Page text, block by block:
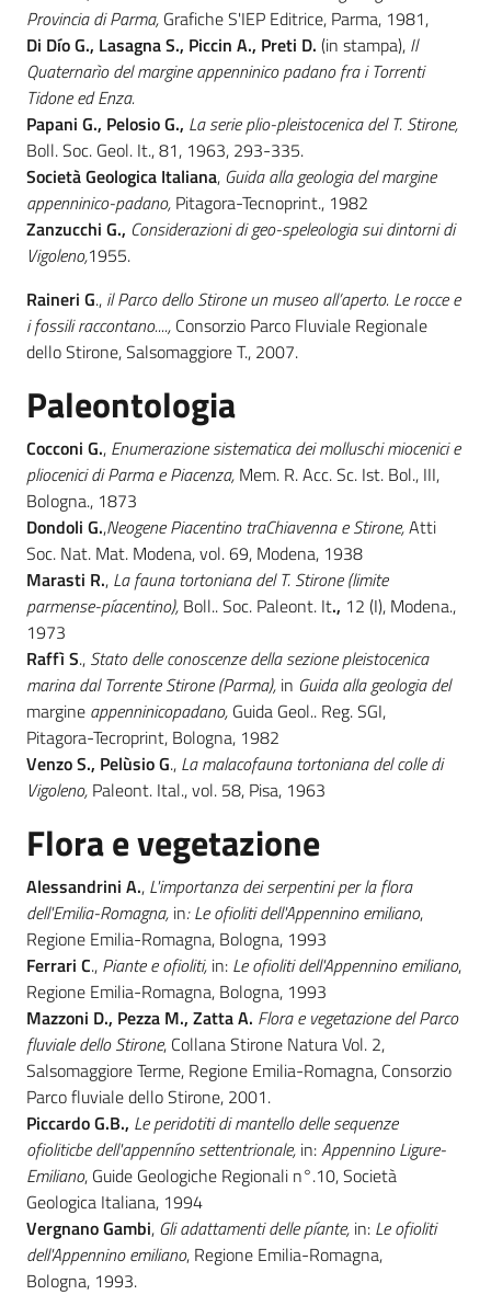
Provincia di Parma, Grafiche S'IEP Editrice, Parma, 1981,
Di Dío G., Lasagna S., Piccin A., Preti D. (in stampa), Il
Quaternarìo del margine appenninico padano fra i Torrenti
Tidone ed Enza.
Papani G., Pelosio G., La serie plio-pleistocenica del T. Stirone,
Boll. Soc. Geol. It., 81, 1963, 293-335.
Società Geologica Italiana, Guida alla geologia del margine
appenninico-padano, Pitagora-Tecnoprint., 1982
Zanzucchi G., Considerazioni di geo-speleologia sui dintorni di
Vigoleno,1955.
Raineri G., il Parco dello Stirone un museo all’aperto. Le rocce e
i fossili raccontano...., Consorzio Parco Fluviale Regionale
dello Stirone, Salsomaggiore T., 2007.
Paleontologia
Cocconi G., Enumerazione sistematica dei molluschi miocenici e
pliocenici di Parma e Piacenza, Mem. R. Acc. Sc. Ist. Bol., III,
Bologna., 1873
Dondoli G.,Neogene Piacentino traChiavenna e Stirone,Atti
Soc. Nat. Mat. Modena, vol. 69, Modena, 1938
Marasti R., La fauna tortoniana del T. Stirone (limite
parmense-píacentino), Boll.. Soc. Paleont. It., 12 (I), Modena.,
1973
Raffì S., Stato delle conoscenze della sezione pleistocenica
marina dal Torrente Stirone (Parma), in Guida alla geologia del
margine appenninicopadano, Guida Geol.. Reg. SGI,
Pitagora-Tecroprint, Bologna, 1982
Venzo S., Pelùsio G., La malacofauna tortoniana del colle di
Vigoleno, Paleont. Ital., vol. 58, Pisa, 1963
Flora e vegetazione
Alessandrini A., L'importanza dei serpentini per la flora
dell'Emilia-Romagna, in: Le ofioliti dell'Appennino emiliano,
Regione Emilia-Romagna, Bologna, 1993
Ferrari C., Piante e ofioliti, in: Le ofioliti dell'Appennino emiliano,
Regione Emilia-Romagna, Bologna, 1993
Mazzoni D., Pezza M., Zatta A. Flora e vegetazione del Parco
fluviale dello Stirone, Collana Stirone Natura Vol. 2,
Salsomaggiore Terme, Regione Emilia-Romagna, Consorzio
Parco fluviale dello Stirone, 2001.
Piccardo G.B., Le peridotiti di mantello delle sequenze
ofioliticbe dell'appenníno settentrionale, in:Appennino Ligure-
Emiliano, Guide Geologiche Regionali n°.10, Società
Geologica Italiana, 1994
Vergnano Gambi, Gli adattamenti delle píante, in: Le ofioliti
dell'Appennino emiliano, Regione Emilia-Romagna,
Bologna, 1993.